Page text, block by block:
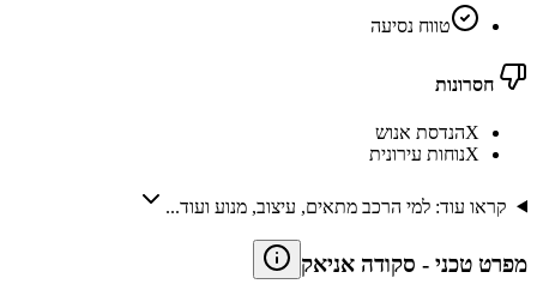
טווח נסיעה
חסרונות
Xהנדסת אנוש
Xנוחות עירונית
קראו עוד: למי הרכב מתאים, עיצוב, מנוע ועוד...
מפרט טכני - סקודה אניאק